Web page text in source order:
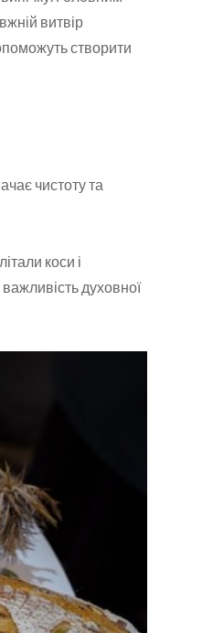
витвір
створити
чистоту та
коси і
духовної